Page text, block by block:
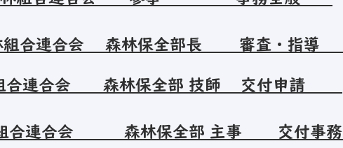
合連合会 森林保全部長 審査・指導
合連合会 森林保全部 技師 交付申請
合連合会 森林保全部 主事 交付事務